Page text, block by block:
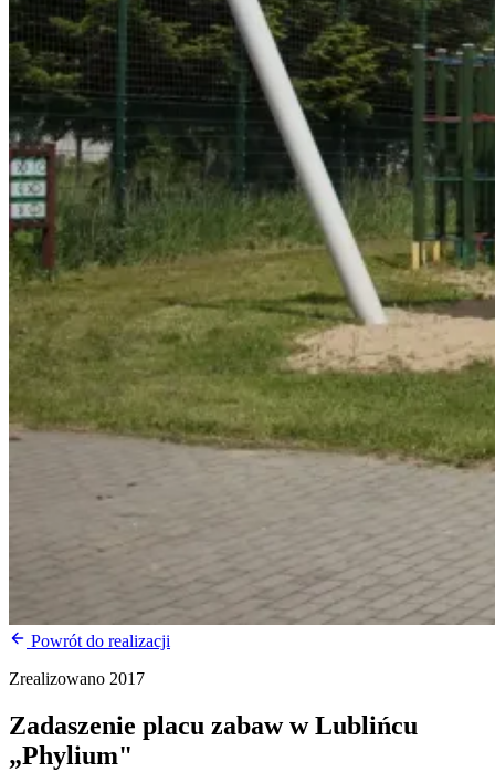
Powrót do realizacji
Zrealizowano 2017
Zadaszenie placu zabaw w Lublińcu
„Phylium"